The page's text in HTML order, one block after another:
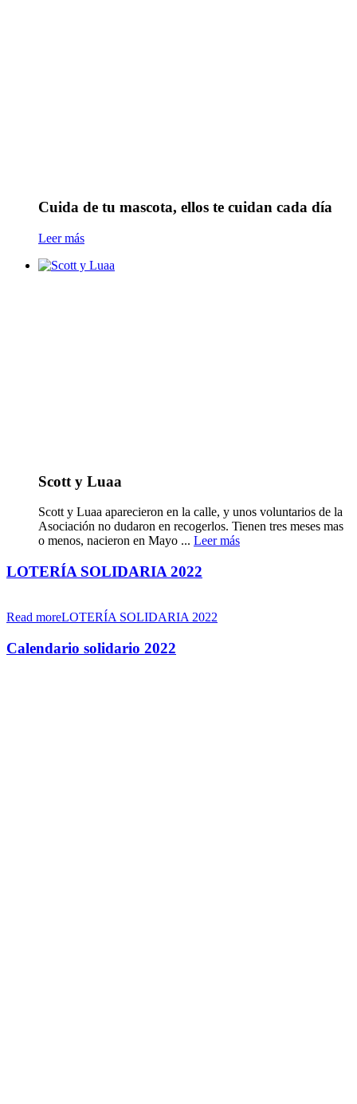
Cuida de tu mascota, ellos te cuidan cada día
Leer más
Scott y Luaa
Scott y Luaa aparecieron en la calle, y unos voluntarios de la
Asociación no dudaron en recogerlos. Tienen tres meses mas
o menos, nacieron en Mayo ... Leer más
LOTERÍA SOLIDARIA 2022
Read moreLOTERÍA SOLIDARIA 2022
Calendario solidario 2022